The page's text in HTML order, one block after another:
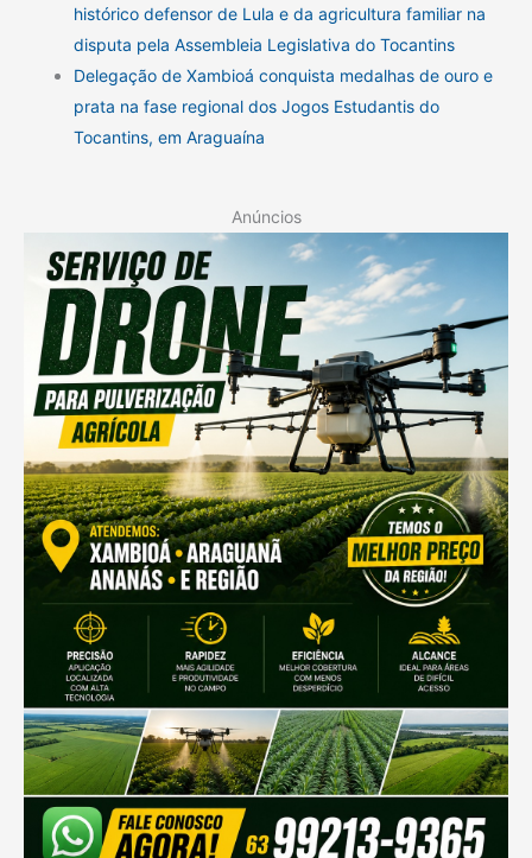
histórico defensor de Lula e da agricultura familiar na
disputa pela Assembleia Legislativa do Tocantins
Delegação de Xambioá conquista medalhas de ouro e
prata na fase regional dos Jogos Estudantis do
Tocantins, em Araguaína
Anúncios